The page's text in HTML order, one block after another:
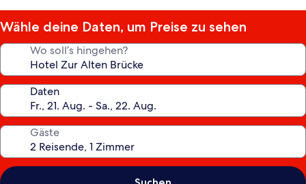
Wähle deine Daten, um Preise zu sehen
Wo soll’s hingehen?
Daten
Gäste